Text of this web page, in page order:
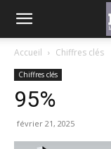
Accueil Chiffres clés
Chiffres clés
95%
février 21, 2025